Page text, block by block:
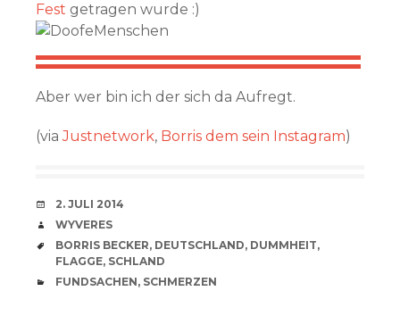
Fest getragen wurde :)
Aber wer bin ich der sich da Aufregt.
(viaJustnetwork, Borris dem sein Instagram)
VERABREDUNG
2. JULI 2014
VERFASSER
WYVERES
SCHLAGWÖRTER
BORRIS BECKER, DEUTSCHLAND, DUMMHEIT,
FLAGGE, SCHLAND
CATEGORIES
FUNDSACHEN, SCHMERZEN